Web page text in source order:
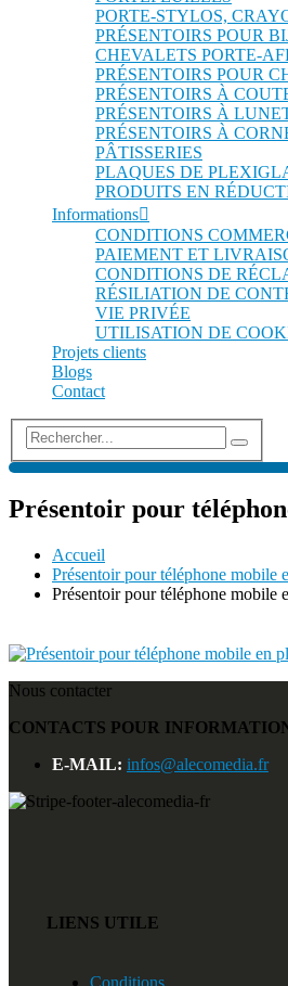
PORTE-STYLOS,
PRÉSENTOIRS POUR
CHEVALETS PORTE-
PRÉSENTOIRS POUR
PRÉSENTOIRS À
PRÉSENTOIRS À
PRÉSENTOIRS À
PÂTISSERIES
PLAQUES DE
PRODUITS EN
Informations
CONDITIONS
PAIEMENT ET
CONDITIONS DE
RÉSILIATION DE
VIE PRIVÉE
UTILISATION DE
Projets clients
Blogs
Contact
Présentoir pour
Accueil
Présentoir pour téléphone mobile
Présentoir pour téléphone mobile
Nous contacter
CONTACTS POUR
E-MAIL: infos@alecomedia.fr
LIENS UTILE
Conditions